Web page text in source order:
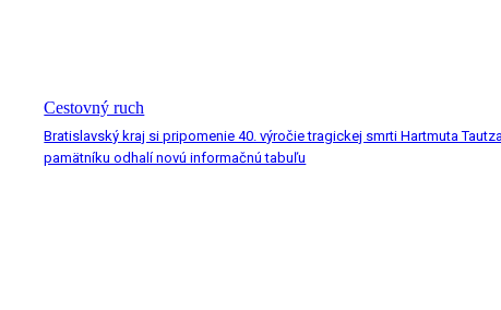
Cestovný ruch
Bratislavský kraj si pripomenie 40. výročie tragickej smrti Hartmuta
pamätníku odhalí novú informačnú tabuľu